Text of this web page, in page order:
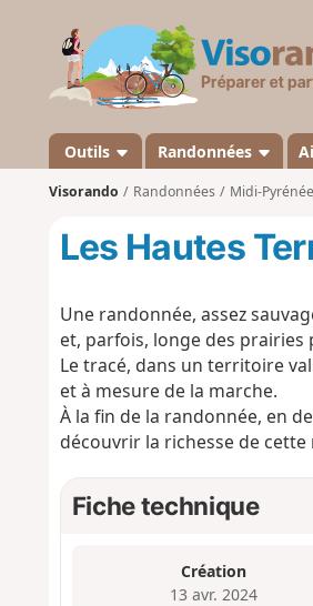
Outils Randonnées
Visorando Randonnées Midi-
Les Hautes
Une randonnée, assez
et, parfois, longe des prairies
Le tracé, dans un territoire
et à mesure de la marche.
À la fin de la randonnée, en
découvrir la richesse de
Fiche technique
Création
13 avr. 2024